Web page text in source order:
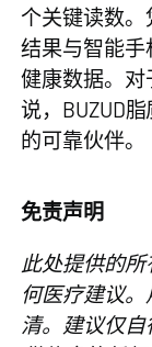
个关键读数
结果与智能手
健康数据。对
说，BUZUD
的可靠伙伴。
免责声明
此处提供的
何医疗建议
清。建议仅